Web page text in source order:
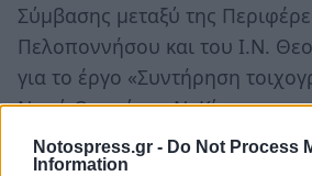
Notospress.gr - Do Not Process
Information
Σύμβασης μεταξύ της
Πελοποννήσου και του Ι.Ν.
για το έργο «Συντήρηση
Ναού Θεομάνας Ν. Κίου».
ΕΙΣΗΓΗΤΗΣ: Ο
Σιδέρης.